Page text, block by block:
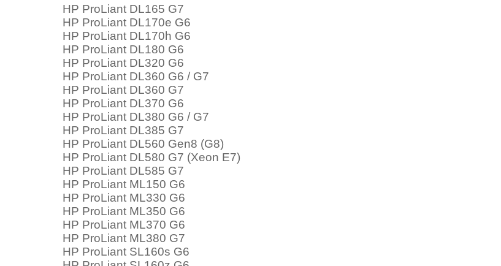
HP ProLiant DL165 G7
HP ProLiant DL170e G6
HP ProLiant DL170h G6
HP ProLiant DL180 G6
HP ProLiant DL320 G6
HP ProLiant DL360 G6 / G7
HP ProLiant DL360 G7
HP ProLiant DL370 G6
HP ProLiant DL380 G6 / G7
HP ProLiant DL385 G7
HP ProLiant DL560 Gen8 (G8)
HP ProLiant DL580 G7 (Xeon E7)
HP ProLiant DL585 G7
HP ProLiant ML150 G6
HP ProLiant ML330 G6
HP ProLiant ML350 G6
HP ProLiant ML370 G6
HP ProLiant ML380 G7
HP ProLiant SL160s G6